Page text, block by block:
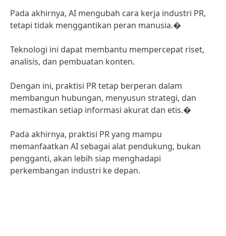
Pada akhirnya, AI mengubah cara kerja industri PR,
tetapi tidak menggantikan peran manusia.�
Teknologi ini dapat membantu mempercepat riset,
analisis, dan pembuatan konten.
Dengan ini, praktisi PR tetap berperan dalam
membangun hubungan, menyusun strategi, dan
memastikan setiap informasi akurat dan etis.�
Pada akhirnya, praktisi PR yang mampu
memanfaatkan AI sebagai alat pendukung, bukan
pengganti, akan lebih siap menghadapi
perkembangan industri ke depan.